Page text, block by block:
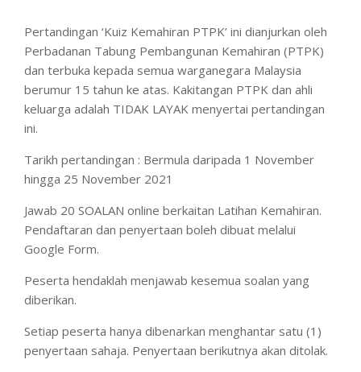
Pertandingan ‘Kuiz Kemahiran PTPK’ ini dianjurkan oleh
Perbadanan Tabung Pembangunan Kemahiran (PTPK)
dan terbuka kepada semua warganegara Malaysia
berumur 15 tahun ke atas. Kakitangan PTPK dan ahli
keluarga adalah TIDAK LAYAK menyertai pertandingan
ini.
Tarikh pertandingan : Bermula daripada 1 November
hingga 25 November 2021
Jawab 20 SOALAN online berkaitan Latihan Kemahiran.
Pendaftaran dan penyertaan boleh dibuat melalui
Google Form.
Peserta hendaklah menjawab kesemua soalan yang
diberikan.
Setiap peserta hanya dibenarkan menghantar satu (1)
penyertaan sahaja. Penyertaan berikutnya akan ditolak.